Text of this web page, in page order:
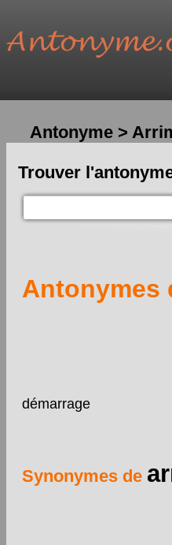
Antonyme >
Trouver
Antonymes
démarrage
Synonymes de